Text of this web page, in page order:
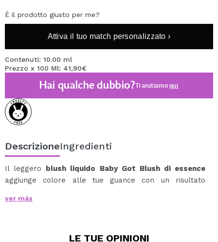
È il prodotto giusto per me?
Attiva il tuo match personalizzato ›
Contenuti: 10.00 ml
Prezzo x 100 Ml: 41,90€
Hai qualche dubbio?Ti aiutiamoqui
DescrizioneIngredienti
Il leggero blush liquido Baby Got Blush di essence
aggiunge colore alle tue guance con un risultato
Il fard liquido in tonalità rosa colpisce anche per il suo
ver más
LE TUE OPINIONI